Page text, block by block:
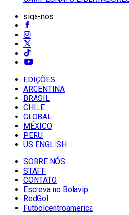
siga-nos
EDIÇÕES
ARGENTINA
BRASIL
CHILE
GLOBAL
MÉXICO
PERU
US ENGLISH
SOBRE NÓS
STAFF
CONTATO
Escreva no Bolavip
RedGol
Futbolcentroamerica